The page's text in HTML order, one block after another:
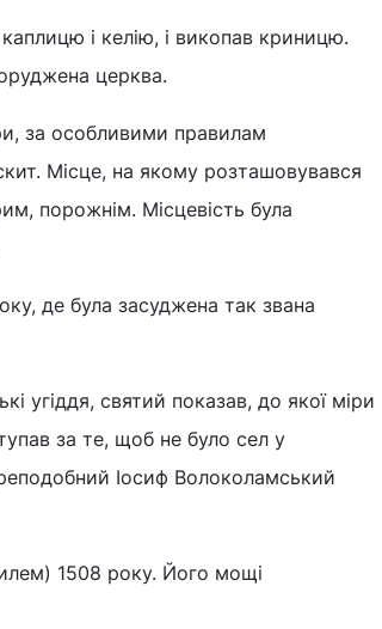
і келію, і викопав криницю.
церква.
за особливими правилам
Місце, на якому розташовувався
порожнім. Місцевість була
де була засуджена так звана
угіддя, святий показав, до якої міри
за те, щоб не було сел у
Іосиф Волоколамський
1508 року. Його мощі